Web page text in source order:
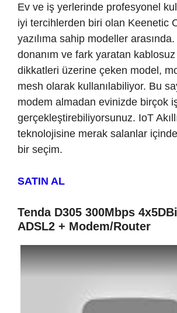
Ev ve iş yerlerinde profesyonel
iyi tercihlerden biri olan Keenetic
yazılıma sahip modeller
donanım ve fark yaratan kablosuz
dikkatleri üzerine çeken model,
mesh olarak kullanılabiliyor. Bu
modem almadan evinizde birçok
gerçekleştirebiliyorsunuz. IoT
teknolojisine merak salanlar
bir seçim.
SATIN AL
Tenda D305 300Mbps
ADSL2 + Modem/Router